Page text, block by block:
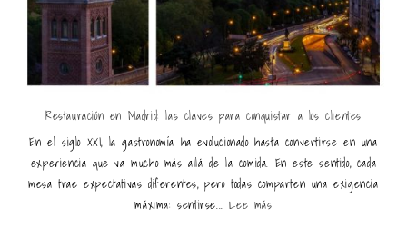
Restauración en Madrid: las claves para conquistar a los clientes
En el siglo XXI, la gastronomía ha evolucionado hasta convertirse en una
experiencia que va mucho más allá de la comida. En este sentido, cada
mesa trae expectativas diferentes, pero todas comparten una exigencia
máxima: sentirse...Lee más